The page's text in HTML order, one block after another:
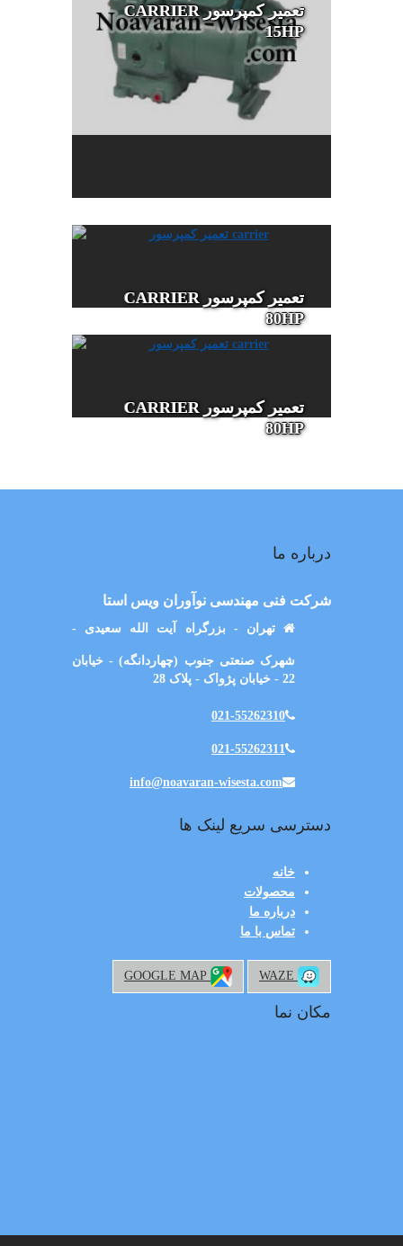
تعمیر کمپرسور CARRIER
15HP
تعمیر کمپرسور CARRIER
80HP
تعمیر کمپرسور CARRIER
80HP
درباره ما
شرکت فنی مهندسی نوآوران ویس استا
تهران - بزرگراه آیت الله سعیدی -
شهرک صنعتی جنوب (چهاردانگه) - خیابان
22 - خیابان پژواک - پلاک 28
021-55262310
021-55262311
info@noavaran-wisesta.com
دسترسی سریع لینک ها
خانه
محصولات
درباره ما
تماس با ما
مکان نما